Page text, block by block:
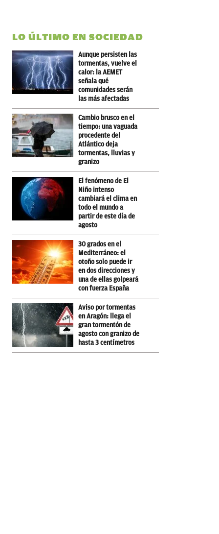
LO ÚLTIMO EN SOCIEDAD
Aunque persisten las
tormentas, vuelve el
calor: la AEMET
señala qué
comunidades serán
las más afectadas
Cambio brusco en el
tiempo: una vaguada
procedente del
Atlántico deja
tormentas, lluvias y
granizo
El fenómeno de El
Niño intenso
cambiará el clima en
todo el mundo a
partir de este día de
agosto
30 grados en el
Mediterráneo: el
otoño solo puede ir
en dos direcciones y
una de ellas golpeará
con fuerza España
Aviso por tormentas
en Aragón: llega el
gran tormentón de
agosto con granizo de
hasta 3 centímetros